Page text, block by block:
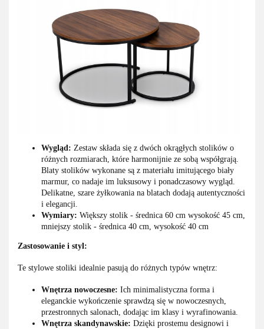
Wygląd: Zestaw składa się z dwóch okrągłych stolików o
różnych rozmiarach, które harmonijnie ze sobą współgrają.
Blaty stolików wykonane są z materiału imitującego biały
marmur, co nadaje im luksusowy i ponadczasowy wygląd.
Delikatne, szare żyłkowania na blatach dodają autentyczności
i elegancji.
Wymiary: Większy stolik - średnica 60 cm wysokość 45 cm,
mniejszy stolik - średnica 40 cm, wysokość 40 cm
Zastosowanie i styl:
Te stylowe stoliki idealnie pasują do różnych typów wnętrz:
Wnętrza nowoczesne: Ich minimalistyczna forma i
eleganckie wykończenie sprawdzą się w nowoczesnych,
przestronnych salonach, dodając im klasy i wyrafinowania.
Wnętrza skandynawskie: Dzięki prostemu designowi i